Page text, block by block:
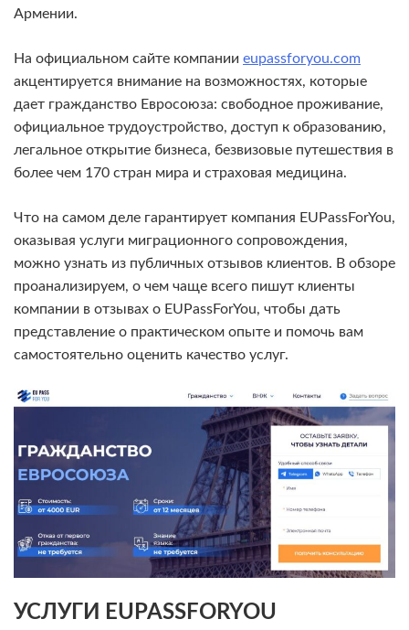
Армении.
На официальном сайте компании eupassforyou.com
акцентируется внимание на возможностях, которые
дает гражданство Евросоюза: свободное проживание,
официальное трудоустройство, доступ к образованию,
легальное открытие бизнеса, безвизовые путешествия в
более чем 170 стран мира и страховая медицина.
Что на самом деле гарантирует компания EUPassForYou,
оказывая услуги миграционного сопровождения,
можно узнать из публичных отзывов клиентов. В обзоре
проанализируем, о чем чаще всего пишут клиенты
компании в отзывах о EUPassForYou, чтобы дать
представление о практическом опыте и помочь вам
самостоятельно оценить качество услуг.
УСЛУГИ EUPASSFORYOU